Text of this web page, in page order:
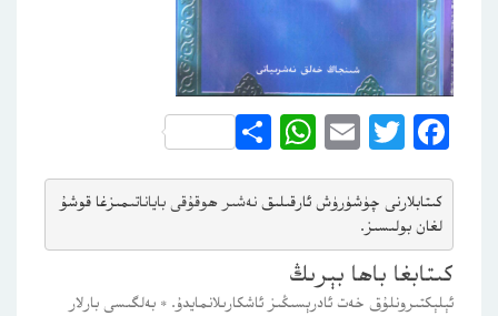
Facebook
Twitter
Email
WhatsApp
Share
كىتابلارنى چۈشۈرۈش ئارقىلىق نەشىر ھوقۇقى باياناتىمىزغا قوشۇ
لغان بولىسىز.
كىتابغا باھا بېرىڭ
ئېلېكتىرونلۇق خەت ئادرېسىڭىز ئاشكارىلانمايدۇ. * بەلگىسى بارلار